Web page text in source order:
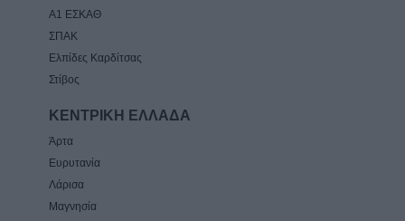
Α1 ΕΣΚΑΘ
ΣΠΑΚ
Ελπίδες Καρδίτσας
Στίβος
ΚΕΝΤΡΙΚΗ ΕΛΛΑΔΑ
Άρτα
Ευρυτανία
Λάρισα
Μαγνησία